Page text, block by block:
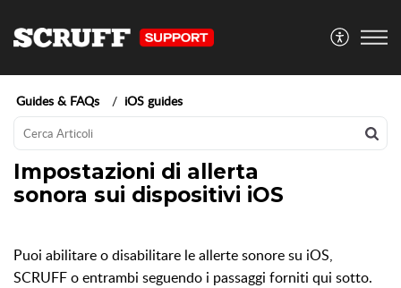
Guides & FAQs iOS guides
Impostazioni di allerta
sonora sui dispositivi iOS
Puoi abilitare o disabilitare le allerte sonore su iOS,
SCRUFF o entrambi seguendo i passaggi forniti qui sotto.